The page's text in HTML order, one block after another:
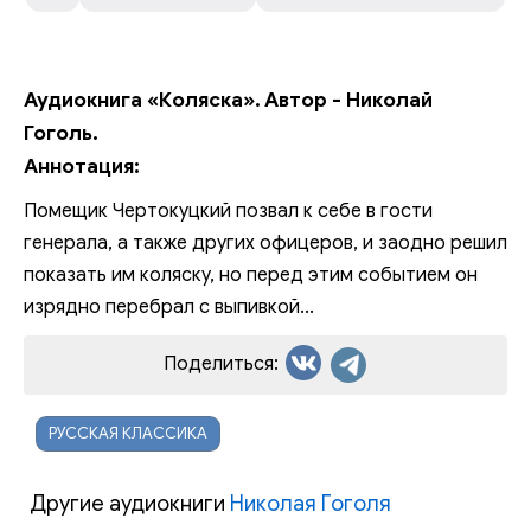
Аудиокнига «Коляска». Автор - Николай
Гоголь.
Аннотация:
Помещик Чертокуцкий позвал к себе в гости
генерала, а также других офицеров, и заодно решил
показать им коляску, но перед этим событием он
изрядно перебрал с выпивкой...
Поделиться:
РУССКАЯ КЛАССИКА
Другие аудиокниги Николая Гоголя